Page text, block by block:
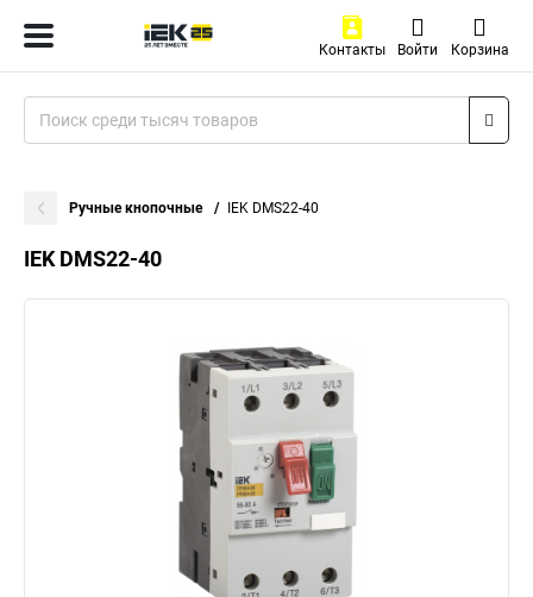
Контакты Войти Корзина
Ручные кнопочные IEK DMS22-40
IEK DMS22-40